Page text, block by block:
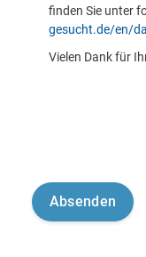
finden Sie unter
gesucht.de/en/
Vielen Dank für